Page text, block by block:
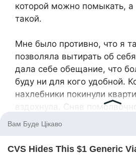
которой можно помыкать, а
такой.
Мне было противно, что я
позволяла вытирать об
дала себе обещание, что
буду ни для кого удобной.
нахлебники покинули
вздохнула. Сняв
пальца, я села у окна и
Костей не заставила меня